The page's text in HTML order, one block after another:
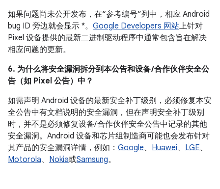
如果问题尚未公开发布，在“参考编号”列中，相应 Android
bug ID 旁边就会显示 *。 Google Developers 网站上针对
Pixel 设备提供的最新二进制驱动程序中通常包含旨在解决
相应问题的更新。
6. 为什么将安全漏洞拆分到本公告和设备 /合作伙伴安全公
告（如 Pixel 公告）中？
如需声明 Android 设备的最新安全补丁级别，必须修复本安
全公告中有文档说明的安全漏洞，但在声明安全补丁级别
时，并不是必须修复设备/ 合作伙伴安全公告中记录的其他
安全漏洞。Android 设备和芯片组制造商可能也会发布针对
其产品的安全漏洞详情，例如： Google、 Huawei、 LGE、
Motorola、 Nokia或Samsung。